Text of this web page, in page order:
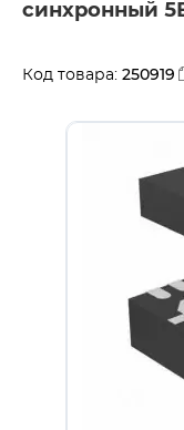
синхронный
Код товара: 250919